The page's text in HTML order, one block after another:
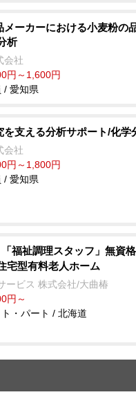
メーカーにおける小麦粉の
析
会社
円～1,600円
/ 愛知県
を支える分析サポート/化学
会社
円～1,800円
/ 愛知県
「福祉調理スタッフ」無資
宅型有料老人ホーム
ービス 株式会社/大曲椿
円～
・パート / 北海道